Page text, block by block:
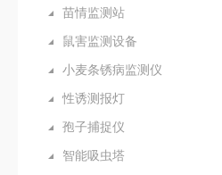
苗情监测站
鼠害监测设备
小麦条锈病监测仪
性诱测报灯
孢子捕捉仪
智能吸虫塔